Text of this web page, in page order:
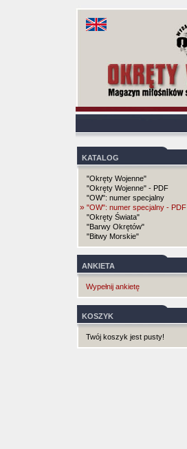
KATALOG
"Okręty Wojenne"
"Okręty Wojenne" - PDF
"OW": numer specjalny
» "OW": numer specjalny - PDF
"Okręty Świata"
"Barwy Okrętów"
"Bitwy Morskie"
ANKIETA
Wypełnij ankietę
KOSZYK
Twój koszyk jest pusty!